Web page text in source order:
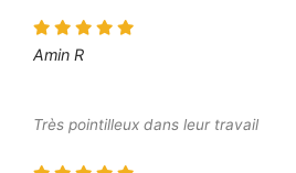
Amin R
Très pointilleux dans leur travail